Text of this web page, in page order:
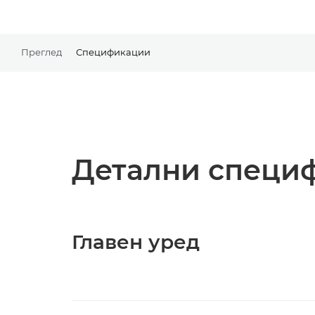
Преглед Спецификации
Детални
Главен уред